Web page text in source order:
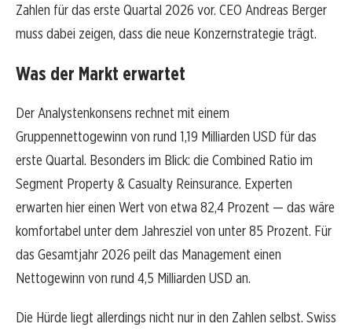
Zahlen für das erste Quartal 2026 vor. CEO Andreas Berger
muss dabei zeigen, dass die neue Konzernstrategie trägt.
Was der Markt erwartet
Der Analystenkonsens rechnet mit einem
Gruppennettogewinn von rund 1,19 Milliarden USD für das
erste Quartal. Besonders im Blick: die Combined Ratio im
Segment Property & Casualty Reinsurance. Experten
erwarten hier einen Wert von etwa 82,4 Prozent — das wäre
komfortabel unter dem Jahresziel von unter 85 Prozent. Für
das Gesamtjahr 2026 peilt das Management einen
Nettogewinn von rund 4,5 Milliarden USD an.
Die Hürde liegt allerdings nicht nur in den Zahlen selbst. Swiss